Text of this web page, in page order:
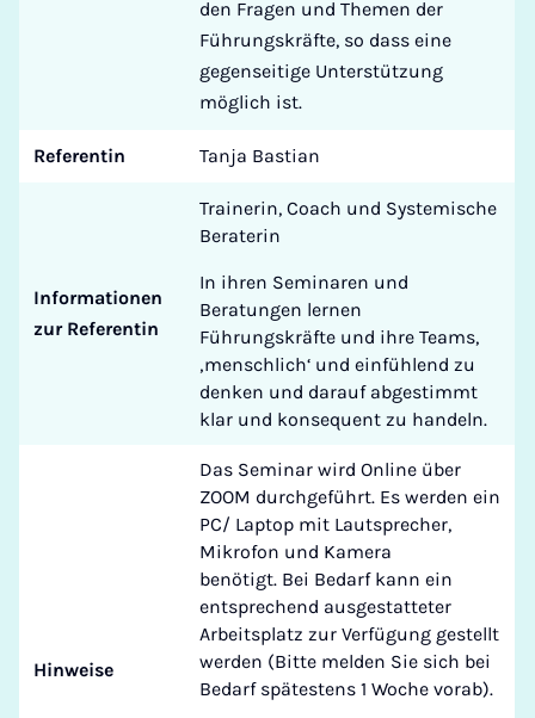
den Fragen und Themen der
Führungskräfte, so dass eine
gegenseitige Unterstützung
möglich ist.
Referentin Tanja Bastian
Informationen
zur Referentin
Trainerin, Coach und Systemische
Beraterin
In ihren Seminaren und
Beratungen lernen
Führungskräfte und ihre Teams,
‚menschlich‘ und einfühlend zu
denken und darauf abgestimmt
klar und konsequent zu handeln.
Hinweise
Das Seminar wird Online über
ZOOM durchgeführt. Es werden ein
PC/ Laptop mit Lautsprecher,
Mikrofon und Kamera
benötigt. Bei Bedarf kann ein
entsprechend ausgestatteter
Arbeitsplatz zur Verfügung gestellt
werden (Bitte melden Sie sich bei
Bedarf spätestens 1 Woche vorab).